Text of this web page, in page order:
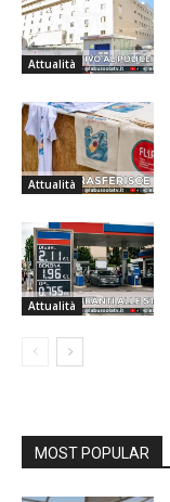
Attualità
Attualità
Attualità
MOST POPULAR